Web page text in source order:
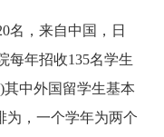
名，来自中国，日
每年招收135名学生
中外国留学生基本
为，一个学年为两个